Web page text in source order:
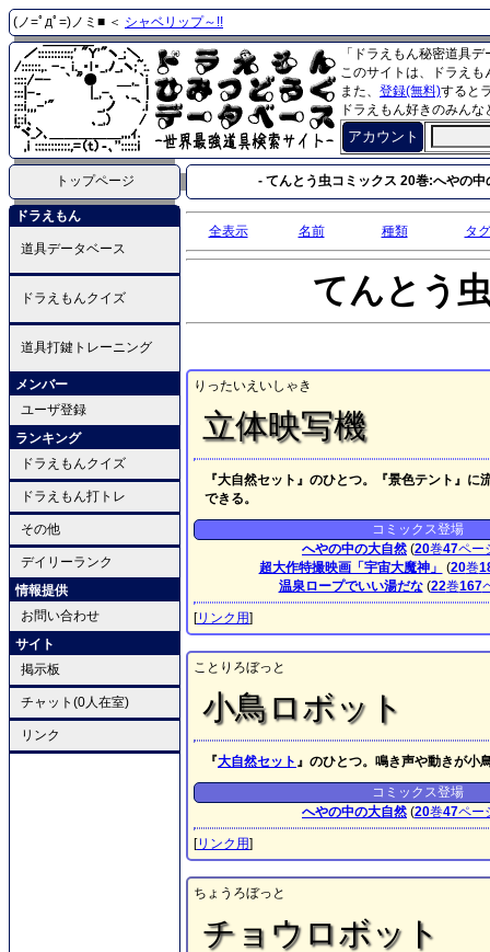
(ノ=ﾟдﾟ=)ノミ■ ＜ シャベリップ～!!
「ドラえもん秘密道具
このサイトは、ドラえ
また、 登録(無料)すると
ドラえもん好きのみん
アカウント
トップページ - てんとう虫コミックス 20巻:へやの
ドラえもん
道具データベース
ドラえもんクイズ
道具打鍵トレーニング
メンバー
ユーザ登録
ランキング
ドラえもんクイズ
ドラえもん打トレ
その他
デイリーランク
情報提供
お問い合わせ
サイト
掲示板
チャット(0人在室)
リンク
全表示 名前 種類 タグ
てんとう
りったいえいしゃき
立体映写機
『大自然セット』のひとつ。『景色テント』
できる。
コミックス登場
へやの中の大自然 (20巻47ペー
超大作特撮映画「宇宙大魔神」
(20巻
温泉ロープでいい湯だな(22巻167
[リンク用]
ことりろぼっと
小鳥ロボット
『大自然セット 』のひとつ。鳴き声や動きが小
コミックス登場
へやの中の大自然 (20巻47ペー
[リンク用]
ちょうろぼっと
チョウロボット